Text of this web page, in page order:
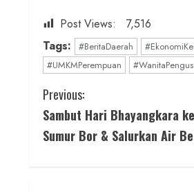
Post Views:
7,516
Tags:
#BeritaDaerah
#UMKMPerempuan
C
o
Previous:
Sambut Hari Bhayangkara
Sumur Bor & Salurkan Air